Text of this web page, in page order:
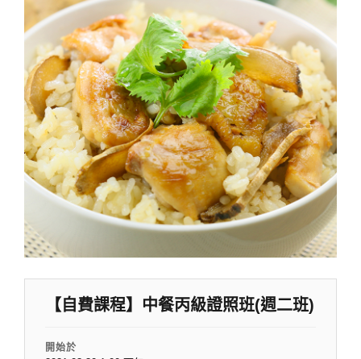
【自費課程】中餐丙級證照班(週二班)
開始於